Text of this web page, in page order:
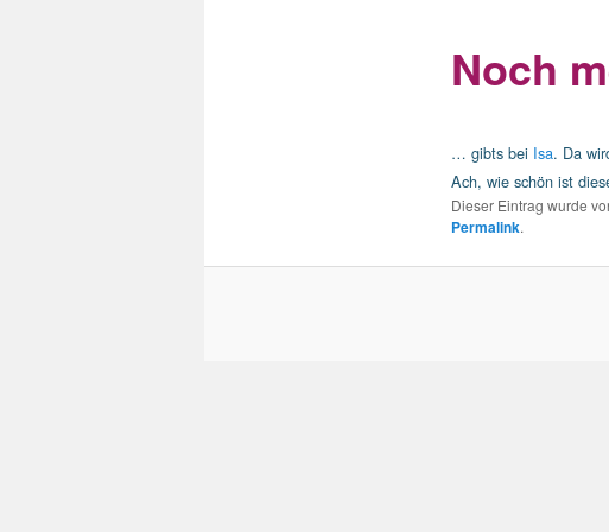
Noch
… gibts bei Isa. Da
Ach, wie schön ist
Dieser Eintrag wurde
Permalink.